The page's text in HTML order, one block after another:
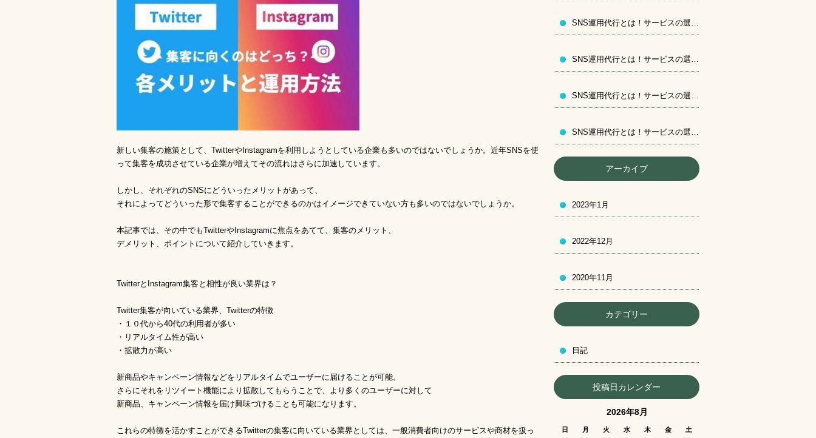
新しい集客の施策として、TwitterやInstagramを利用しようとしている企業も多いのではないでしょうか。近年SNSを使
って集客を成功させている企業が増えてその流れはさらに加速しています。
しかし、それぞれのSNSにどういったメリットがあって、
それによってどういった形で集客することができるのかはイメージできていない方も多いのではないでしょうか。
本記事では、その中でもTwitterやInstagramに焦点をあてて、集客のメリット、
デメリット、ポイントについて紹介していきます。
TwitterとInstagram集客と相性が良い業界は？
Twitter集客が向いている業界、Twitterの特徴
・１０代から40代の利用者が多い
・リアルタイム性が高い
・拡散力が高い
新商品やキャンペーン情報などをリアルタイムでユーザーに届けることが可能。
さらにそれをリツイート機能により拡散してもらうことで、より多くのユーザーに対して
新商品、キャンペーン情報を届け興味づけることも可能になります。
これらの特徴を活かすことができるTwitterの集客に向いている業界としては、一般消費者向けのサービスや商材を扱っ
SNS運用代行とは！サービスの選び方特選
SNS運用代行とは！サービスの選び方特選
SNS運用代行とは！サービスの選び方特選
SNS運用代行とは！サービスの選び方特選
アーカイブ
2023年1月
2022年12月
2020年11月
カテゴリー
日記
投稿日カレンダー
2026年8月
日 月 火 水 木 金 土